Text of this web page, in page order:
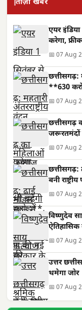
ताज़ा खबरें
एयर
करेगा,
📅 07 Aug
छत्तीसगढ़:
**630
📅 07 Aug
छत्तीसगढ़
जरूरतमंदों
📅 07 Aug
छत्तीसगढ़:
बनी
📅 07 Aug
विष्णुदेव
ऐतिहासिक
📅 07 Aug
उत्तर
थमेगा जोर
📅 07 Aug